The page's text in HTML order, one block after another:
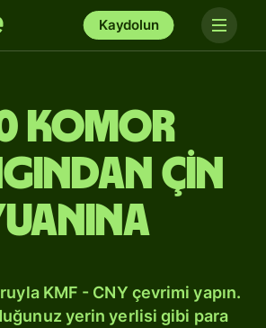
Kaydolun
Komor
Çin
KMF - CNY çevrimi yapın.
yerin yerlisi gibi para